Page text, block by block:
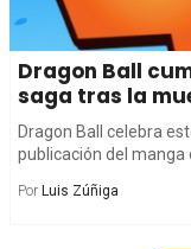
Dragon Ball
saga tras la
Dragon Ball celebra
publicación del manga
Por Luis Zúñiga